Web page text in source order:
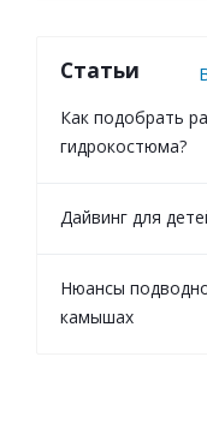
Статьи
Как подобрать
гидрокостюма?
Дайвинг для
Нюансы
камышах